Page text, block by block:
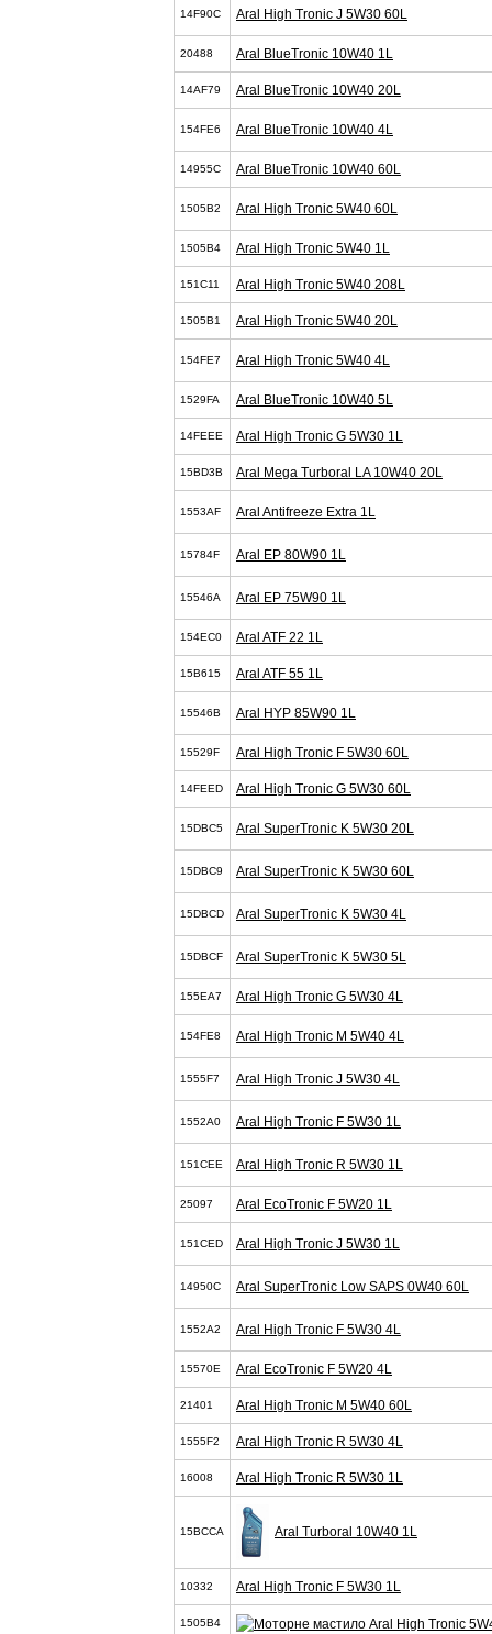
14F90C Aral High Tronic J 5W30 60L
20488 Aral BlueTronic 10W40 1L
14AF79 Aral BlueTronic 10W40 20L
154FE6 Aral BlueTronic 10W40 4L
14955C Aral BlueTronic 10W40 60L
1505B2 Aral High Tronic 5W40 60L
1505B4 Aral High Tronic 5W40 1L
151C11 Aral High Tronic 5W40 208L
1505B1 Aral High Tronic 5W40 20L
154FE7 Aral High Tronic 5W40 4L
1529FA Aral BlueTronic 10W40 5L
14FEEE Aral High Tronic G 5W30 1L
15BD3B Aral Mega Turboral LA 10W40 20L
1553AF Aral Antifreeze Extra 1L
15784F Aral EP 80W90 1L
15546A Aral EP 75W90 1L
154EC0 Aral ATF 22 1L
15B615 Aral ATF 55 1L
15546B Aral HYP 85W90 1L
15529F Aral High Tronic F 5W30 60L
14FEED Aral High Tronic G 5W30 60L
15DBC5 Aral SuperTronic K 5W30 20L
15DBC9 Aral SuperTronic K 5W30 60L
15DBCD Aral SuperTronic K 5W30 4L
15DBCF Aral SuperTronic K 5W30 5L
155EA7 Aral High Tronic G 5W30 4L
154FE8 Aral High Tronic M 5W40 4L
1555F7 Aral High Tronic J 5W30 4L
1552A0 Aral High Tronic F 5W30 1L
151CEE Aral High Tronic R 5W30 1L
25097 Aral EcoTronic F 5W20 1L
151CED Aral High Tronic J 5W30 1L
14950C Aral SuperTronic Low SAPS 0W40 60L
1552A2 Aral High Tronic F 5W30 4L
15570E Aral EcoTronic F 5W20 4L
21401 Aral High Tronic M 5W40 60L
1555F2 Aral High Tronic R 5W30 4L
16008 Aral High Tronic R 5W30 1L
15BCCA Aral Turboral 10W40 1L
10332 Aral High Tronic F 5W30 1L
1505B4